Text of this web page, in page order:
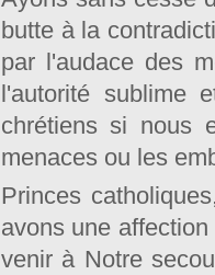
butte à la
par l'audace des
l'autorité sublime
chrétiens si nous
menaces ou les
Princes
avons une
venir à Notre